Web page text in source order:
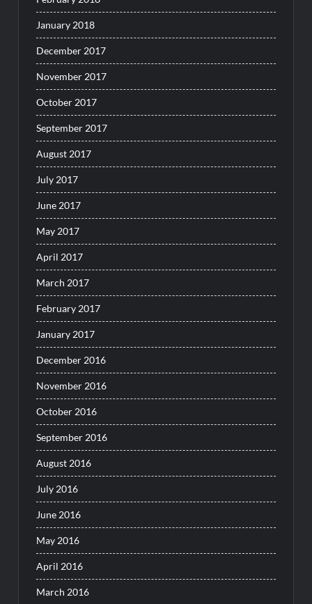
January 2018
December 2017
November 2017
October 2017
September 2017
August 2017
July 2017
June 2017
May 2017
April 2017
March 2017
February 2017
January 2017
December 2016
November 2016
October 2016
September 2016
August 2016
July 2016
June 2016
May 2016
April 2016
March 2016